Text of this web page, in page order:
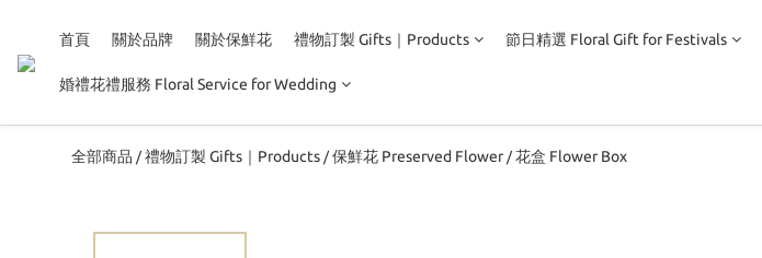
首頁 關於品牌 關於保鮮花 禮物訂製 Gifts｜Products 節日精選 Floral Gift for Festivals
婚禮花禮服務 Floral Service for Wedding
全部商品 / 禮物訂製 Gifts｜Products / 保鮮花 Preserved Flower/ 花盒 Flower Box